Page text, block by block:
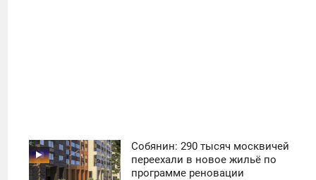
Собянин: 290 тысяч москвичей
переехали в новое жильё по
программе реновации